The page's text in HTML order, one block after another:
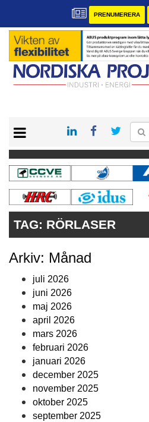
PRENUMERERA
KONTAKT
VÅRA ANDRA MAGASIN
PRENUMERERA
ANNONSERA
TAG: RÖRLASER
Arkiv: Månad
juli 2026
juni 2026
maj 2026
april 2026
mars 2026
februari 2026
januari 2026
december 2025
november 2025
oktober 2025
september 2025